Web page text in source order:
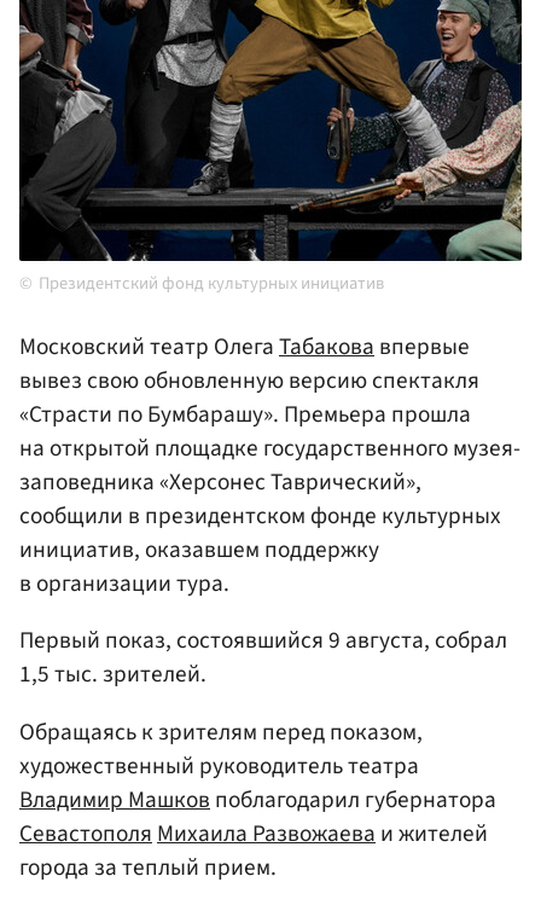
Президентский фонд культурных инициатив
Московский театр ОлегаТабаковавпервые
вывез свою обновленную версию спектакля
«Страсти по Бумбарашу». Премьера прошла
на открытой площадке государственного музея-
заповедника «Херсонес Таврический»,
сообщили в президентском фонде культурных
инициатив, оказавшем поддержку
в организации тура.
Первый показ, состоявшийся 9 августа, собрал
1,5 тыс. зрителей.
Обращаясь к зрителям перед показом,
художественный руководитель театра
Владимир Машков поблагодарил губернатора
Севастополя Михаила Развожаева и жителей
города за теплый прием.